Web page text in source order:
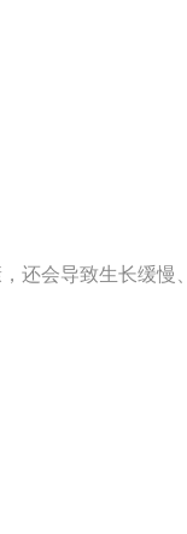
还会导致生长缓慢